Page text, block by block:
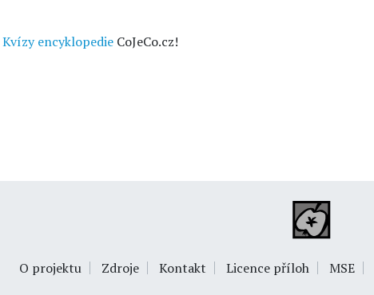
Kvízy encyklopedie CoJeCo.cz!
O projektu Zdroje Kontakt Licence příloh MSE